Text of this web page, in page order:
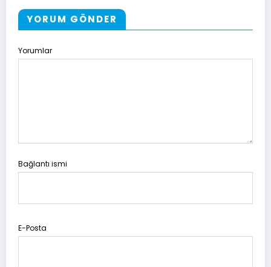
YORUM GÖNDER
Yorumlar
Bağlantı ismi
E-Posta